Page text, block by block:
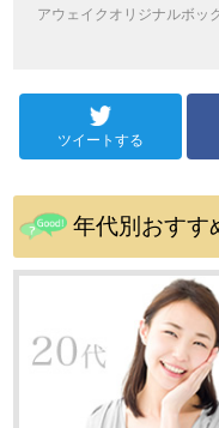
アウェイクオリジナルボッ
ツイートする
年代別おすす